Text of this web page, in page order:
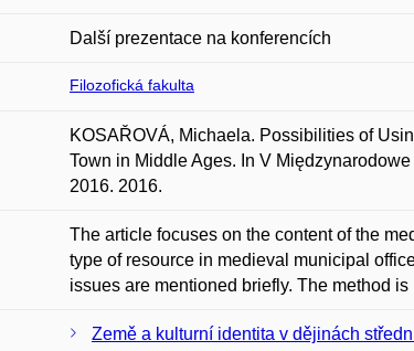
Další prezentace na konferencích
Filozofická fakulta
KOSAŘOVÁ, Michaela. Possibilities of
Town in Middle Ages. In V
2016. 2016.
The article focuses on the content of the
type of resource in medieval municipal
issues are mentioned briefly. The method
Země a kulturní identita v dějinách